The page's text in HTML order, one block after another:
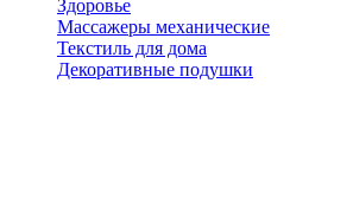
Здоровье
Массажеры механические
Текстиль для дома
Декоративные подушки